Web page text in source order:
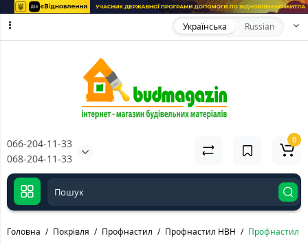
Українська Russian
066-204-11-33
068-204-11-33
0
Головна Покрівля Профнастил Профнастил НВН Профнастил